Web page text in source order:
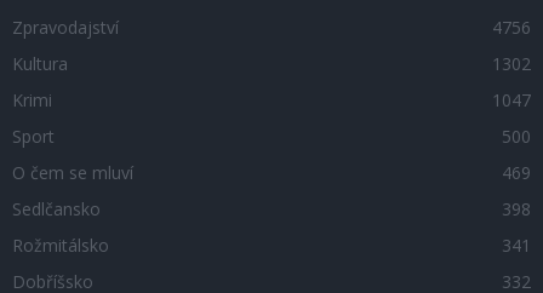
Zpravodajství
4756
Kultura
1302
Krimi
1047
Sport
500
O čem se mluví
469
Sedlčansko
398
Rožmitálsko
341
Dobříšsko
332